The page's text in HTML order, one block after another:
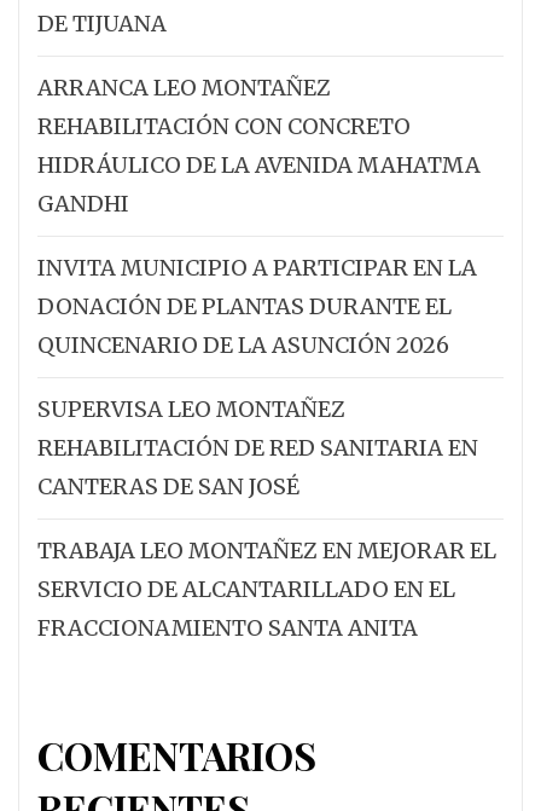
DE TIJUANA
ARRANCA LEO MONTAÑEZ
REHABILITACIÓN CON CONCRETO
HIDRÁULICO DE LA AVENIDA MAHATMA
GANDHI
INVITA MUNICIPIO A PARTICIPAR EN LA
DONACIÓN DE PLANTAS DURANTE EL
QUINCENARIO DE LA ASUNCIÓN 2026
SUPERVISA LEO MONTAÑEZ
REHABILITACIÓN DE RED SANITARIA EN
CANTERAS DE SAN JOSÉ
TRABAJA LEO MONTAÑEZ EN MEJORAR EL
SERVICIO DE ALCANTARILLADO EN EL
FRACCIONAMIENTO SANTA ANITA
COMENTARIOS